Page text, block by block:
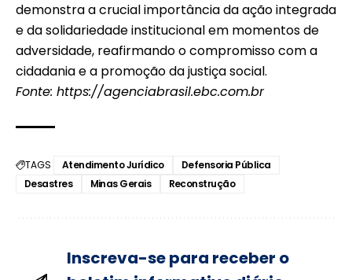
demonstra a crucial importância da ação integrada
e da solidariedade institucional em momentos de
adversidade, reafirmando o compromisso com a
cidadania e a promoção da justiça social.
Fonte: https://agenciabrasil.ebc.com.br
TAGS Atendimento Jurídico
Defensoria Pública
Desastres
Minas Gerais Reconstrução
Inscreva-se para receber o